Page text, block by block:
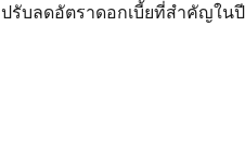
ปรับลดอัตราดอกเบี้ยที่สำคัญใน